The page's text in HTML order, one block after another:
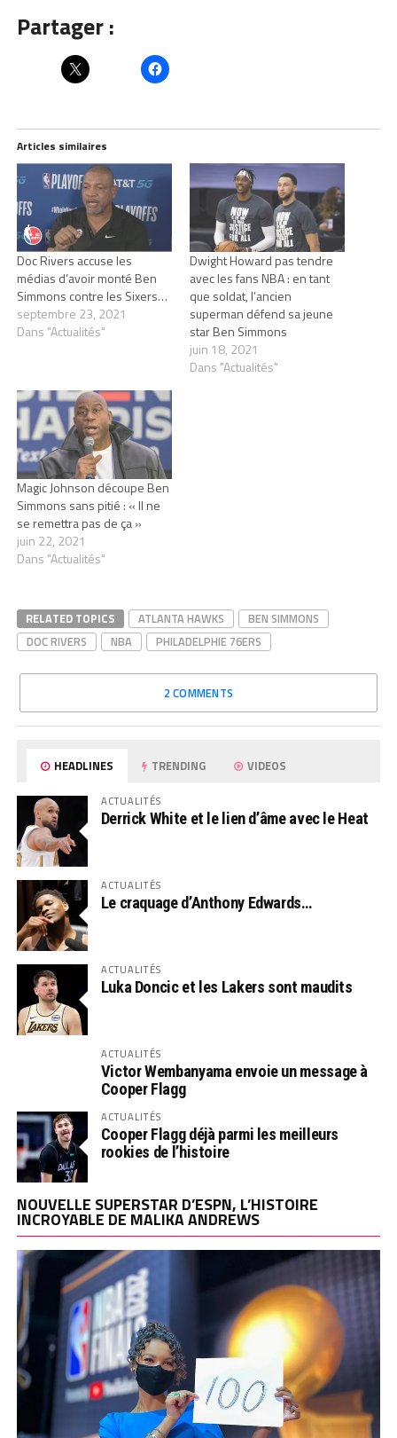
Partager :
Articles similaires
Doc Rivers accuse les
médias d’avoir monté Ben
Simmons contre les Sixers…
septembre 23, 2021
Dans "Actualités"
Dwight Howard pas tendre
avec les fans NBA : en tant
que soldat, l’ancien
superman défend sa jeune
star Ben Simmons
juin 18, 2021
Dans "Actualités"
Magic Johnson découpe Ben
Simmons sans pitié : « Il ne
se remettra pas de ça »
juin 22, 2021
Dans "Actualités"
RELATED TOPICS ATLANTA HAWKS
BEN SIMMONS
DOC RIVERS
NBA PHILADELPHIE 76ERS
2 COMMENTS
HEADLINES TRENDING VIDEOS
ACTUALITÉS
Derrick White et le lien d’âme avec le Heat
ACTUALITÉS
Le craquage d’Anthony Edwards…
ACTUALITÉS
Luka Doncic et les Lakers sont maudits
ACTUALITÉS
Victor Wembanyama envoie un message à
Cooper Flagg
ACTUALITÉS
Cooper Flagg déjà parmi les meilleurs
rookies de l’histoire
NOUVELLE SUPERSTAR D’ESPN, L’HISTOIRE
INCROYABLE DE MALIKA ANDREWS